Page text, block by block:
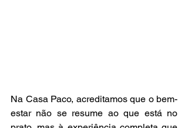
Na Casa Paco, acreditamos que o bem-
estar não se resume ao que está no